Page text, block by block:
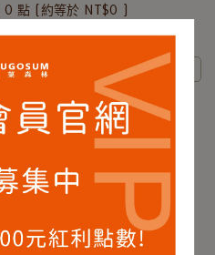
0 點 (約等於 NT$0 )
規格說明